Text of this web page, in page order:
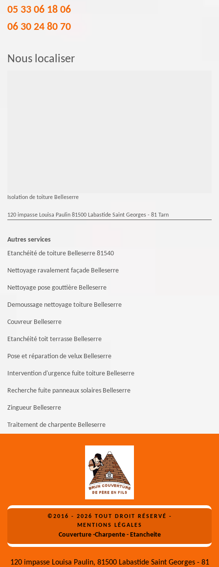
05 33 06 18 06
06 30 24 80 70
Nous localiser
Isolation de toiture Belleserre
120 impasse Louisa Paulin 81500 Labastide Saint Georges - 81 Tarn
Autres services
Etanchéité de toiture Belleserre 81540
Nettoyage ravalement façade Belleserre
Nettoyage pose gouttière Belleserre
Demoussage nettoyage toiture Belleserre
Couvreur Belleserre
Etanchéité toit terrasse Belleserre
Pose et réparation de velux Belleserre
Intervention d'urgence fuite toiture Belleserre
Recherche fuite panneaux solaires Belleserre
Zingueur Belleserre
Traitement de charpente Belleserre
©2016 - 2026 TOUT DROIT RÉSERVÉ -
MENTIONS LÉGALES
Couverture -Charpente - Etancheite
120 impasse Louisa Paulin, 81500 Labastide Saint Georges - 81